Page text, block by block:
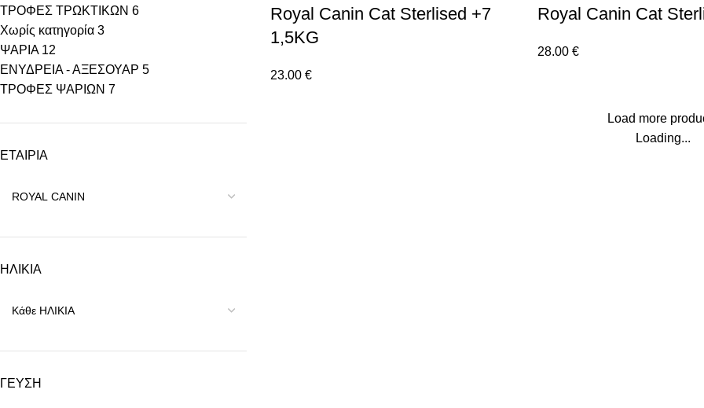
ΤΡΟΦΕΣ ΤΡΩΚΤΙΚΩΝ 6
Χωρίς κατηγορία 3
ΨΑΡΙΑ 12
ΕΝΥΔΡΕΙΑ - ΑΞΕΣΟΥΑΡ 5
ΤΡΟΦΕΣ ΨΑΡΙΩΝ 7
ΕΤΑΙΡΙΑ
ΗΛΙΚΙΑ
ΓΕΥΣΗ
Royal Canin Cat Sterlised +7
1,5KG
23.00 €
Royal Canin Cat
28.00 €
Load more
Loading...